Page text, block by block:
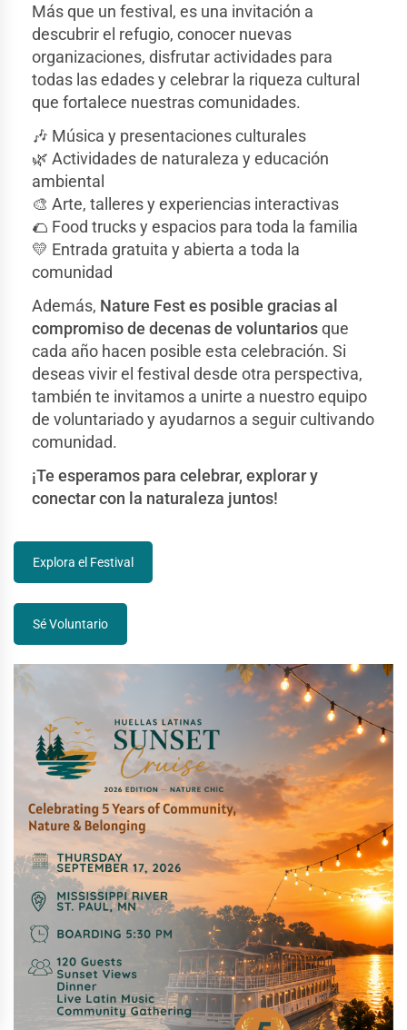
Más que un festival, es una invitación a
descubrir el refugio, conocer nuevas
organizaciones, disfrutar actividades para
todas las edades y celebrar la riqueza cultural
que fortalece nuestras comunidades.
🎶 Música y presentaciones culturales
🌿 Actividades de naturaleza y educación
ambiental
🎨 Arte, talleres y experiencias interactivas
🌮 Food trucks y espacios para toda la familia
💛 Entrada gratuita y abierta a toda la
comunidad
Además, Nature Fest es posible gracias al
compromiso de decenas de voluntariosque
cada año hacen posible esta celebración. Si
deseas vivir el festival desde otra perspectiva,
también te invitamos a unirte a nuestro equipo
de voluntariado y ayudarnos a seguir cultivando
comunidad.
¡Te esperamos para celebrar, explorar y
conectar con la naturaleza juntos!
Explora el Festival
Sé Voluntario